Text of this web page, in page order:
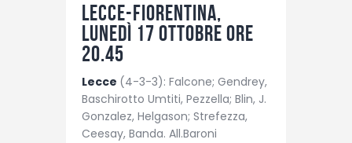
Lecce-Fiorentina,
lunedì 17 ottobre ore
20.45
Lecce (4-3-3): Falcone; Gendrey,
Baschirotto Umtiti, Pezzella; Blin, J.
Gonzalez, Helgason; Strefezza,
Ceesay, Banda. All.Baroni